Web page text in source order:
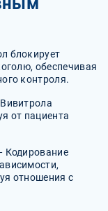
блокирует
обеспечивая
контроля.
от пациента
Кодирование
отношения с